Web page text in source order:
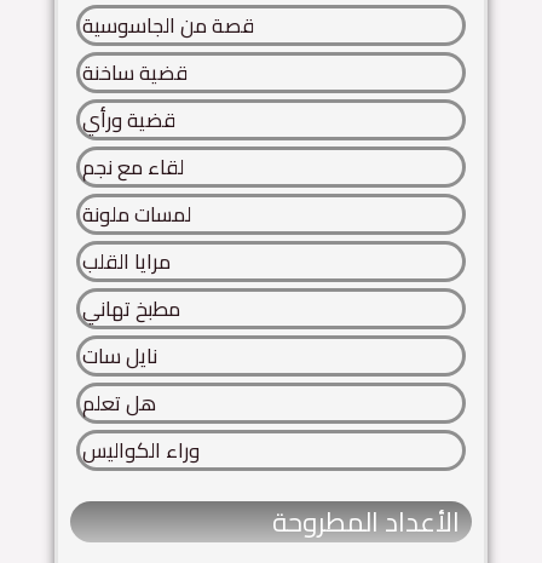
قصة من الجاسوسية
قضية ساخنة
قضية ورأي
لقاء مع نجم
لمسات ملونة
مرايا القلب
مطبخ تهاني
نايل سات
هل تعلم
وراء الكواليس
الأعداد المطروحة​